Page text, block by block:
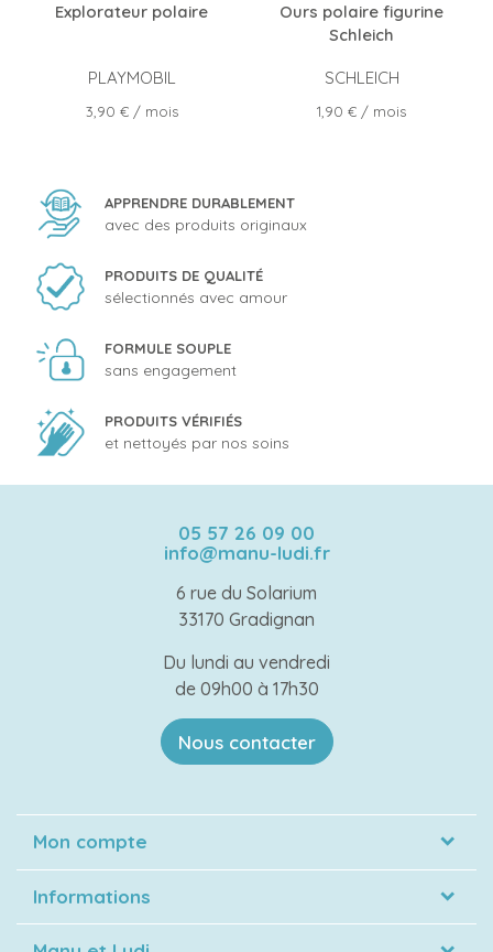
Explorateur polaire
PLAYMOBIL
Prix
3,90 €/ mois
Ours polaire figurine
Schleich
SCHLEICH
Prix
1,90 € / mois
APPRENDRE DURABLEMENT
avec des produits originaux
PRODUITS DE QUALITÉ
sélectionnés avec amour
FORMULE SOUPLE
sans engagement
PRODUITS VÉRIFIÉS
et nettoyés par nos soins
05 57 26 09 00
info@manu-ludi.fr
6 rue du Solarium
33170 Gradignan
Du lundi au vendredi
de 09h00 à 17h30
Nous contacter
Mon compte
Informations